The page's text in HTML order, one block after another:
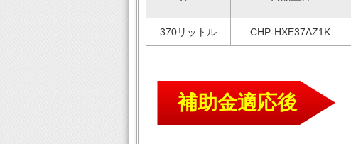
370リットル CHP-HXE37AZ1K
補助金適応後